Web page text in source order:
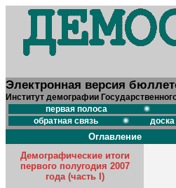
Электронная версия
Институт демографии
первая полоса
обратная связь
Оглавление
Демографические итоги
первого полугодия 2007
года (часть I)